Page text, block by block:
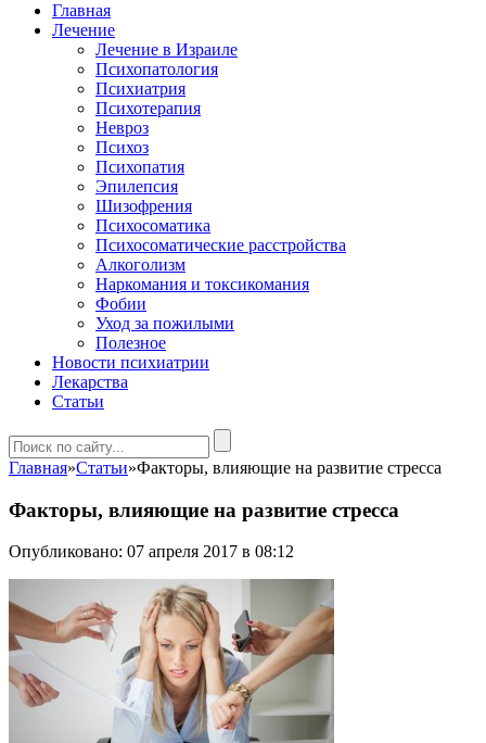
Главная
Лечение
Лечение в Израиле
Психопатология
Психиатрия
Психотерапия
Невроз
Психоз
Психопатия
Эпилепсия
Шизофрения
Психосоматика
Психосоматические расстройства
Алкоголизм
Наркомания и токсикомания
Фобии
Уход за пожилыми
Полезное
Новости психиатрии
Лекарства
Статьи
Главная»Статьи»Факторы, влияющие на развитие стресса
Факторы, влияющие на развитие стресса
Опубликовано: 07 апреля 2017 в 08:12